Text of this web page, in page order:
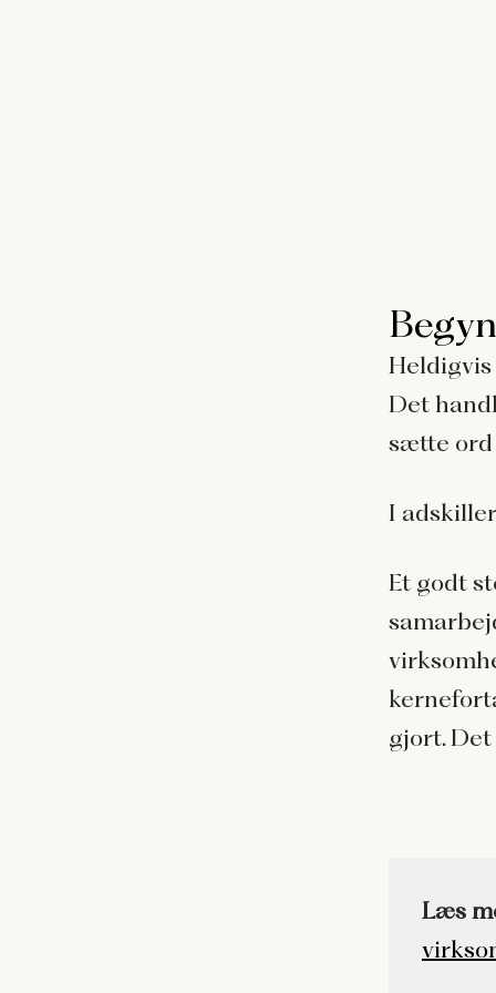
Det
sætte ord
I
Et godt
gjort.
Læs